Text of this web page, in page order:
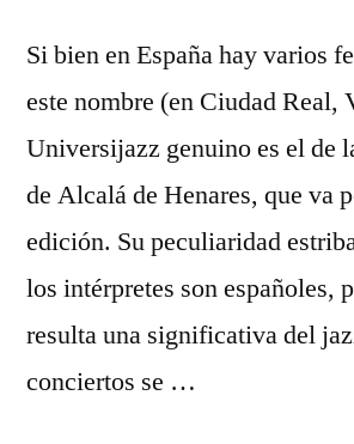
Si bien en España hay varios
este nombre (en Ciudad Real,
Universijazz genuino es el de
de Alcalá de Henares, que va
edición. Su peculiaridad
los intérpretes son españoles,
resulta una significativa del
conciertos se …